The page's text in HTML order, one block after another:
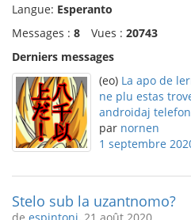
Langue: Esperanto
Messages : 8 Vues : 20743
Derniers messages
(eo) La apo de
ne plu estas
androidaj
par nornen
1 septembre
Stelo sub la uzantnomo?